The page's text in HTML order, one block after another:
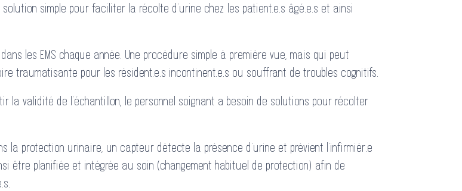
simple pour faciliter la récolte d’urine chez les patient.e.s âgé.e.s et ainsi
les EMS chaque année. Une procédure simple à première vue, mais qui peut
traumatisante pour les résident.e.s incontinent.e.s ou souffrant de troubles cognitifs.
la validité de l’échantillon, le personnel soignant a besoin de solutions pour récolter
la protection urinaire, un capteur détecte la présence d’urine et prévient l’infirmièr.e
être planifiée et intégrée au soin (changement habituel de protection) afin de